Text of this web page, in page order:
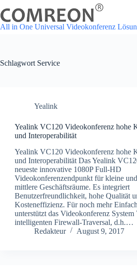
Inhalt
springen
All in One Universal Videokonferenz
Schlagwort Service
Yealink
Yealink VC120 Videokonferenz hohe
und Interoperabilität
Yealink VC120 Videokonferenz hohe
und Interoperabilität Das Yealink
neueste innovative 1080P Full-HD
Videokonferenzendpunkt für kleine und
mittlere Geschäftsräume. Es integriert
Benutzerfreundlichkeit, hohe Qualität
Kosteneffizienz. Für noch mehr
unterstützt das Videokonferenz
intelligenten Firewall-Traversal, d.h.…
Redakteur
August 9, 2017